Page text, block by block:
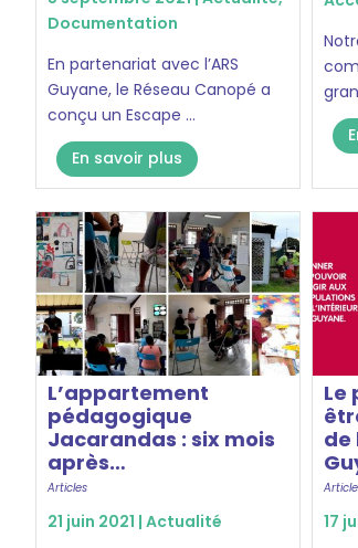
Documentation
En partenariat avec l’ARS
Guyane, le Réseau Canopé a
conçu un Escape ...
En savoir plus
L’appartement
pédagogique
Jacarandas : six mois
après…
Articles
21 juin 2021 | Actualité
Le
de
17